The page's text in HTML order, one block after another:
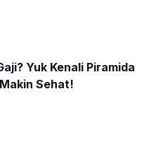
Yuk Kenali Piramida
Sehat!